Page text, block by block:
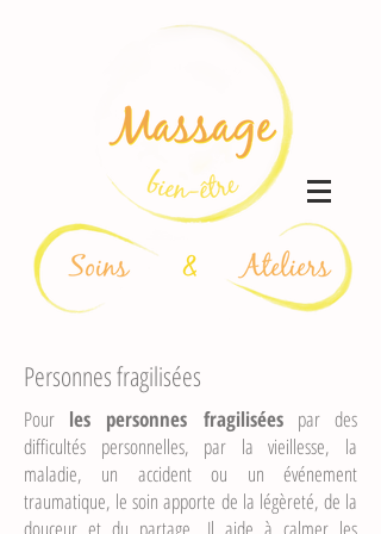
Personnes fragilisées
Pour les personnes fragiliséespar des
difficultés personnelles, par la vieillesse, la
maladie, un accident ou un événement
traumatique, le soin apporte de la légèreté, de la